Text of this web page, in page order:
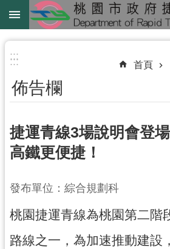
跳到主要內容區塊
綠
綠
延
中
鐵
路
下
進
:::
::: 首頁
佈告欄
捷運青線3場說明會登
高鐵更便捷！
發布單位：綜合規劃科
桃園捷運青線為桃園第二階
路線之一，為加速推動建設